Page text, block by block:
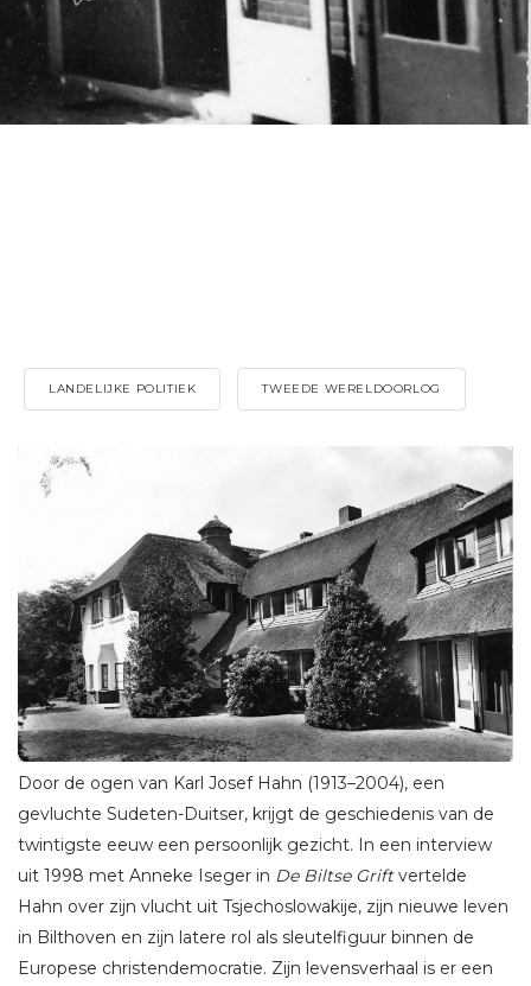
LANDELIJKE POLITIEK TWEEDE WERELDOORLOG
Door de ogen van Karl Josef Hahn (1913–2004), een
gevluchte Sudeten-Duitser, krijgt de geschiedenis van de
twintigste eeuw een persoonlijk gezicht. In een interview
uit 1998 met Anneke Iseger in De Biltse Griftvertelde
Hahn over zijn vlucht uit Tsjechoslowakije, zijn nieuwe leven
in Bilthoven en zijn latere rol als sleutelfiguur binnen de
Europese christendemocratie. Zijn levensverhaal is er een